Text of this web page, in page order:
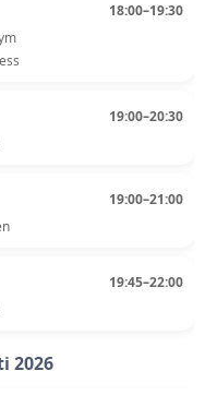
18:00–19:30
19:00–20:30
19:00–21:00
19:45–22:00
2026